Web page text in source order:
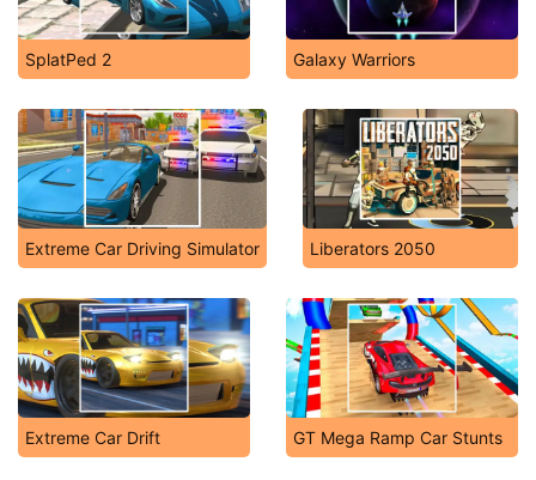
SplatPed 2 Galaxy Warriors
Extreme Car Driving Simulator Liberators 2050
Extreme Car Drift GT Mega Ramp Car Stunts